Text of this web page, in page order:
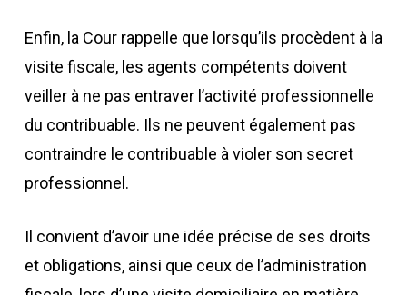
Enfin, la Cour rappelle que lorsqu’ils procèdent à la
visite fiscale, les agents compétents doivent
veiller à ne pas entraver l’activité professionnelle
du contribuable. Ils ne peuvent également pas
contraindre le contribuable à violer son secret
professionnel.
Il convient d’avoir une idée précise de ses droits
et obligations, ainsi que ceux de l’administration